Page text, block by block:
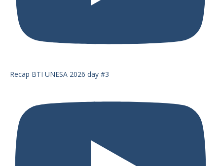
Recap BTI UNESA 2026 day #3